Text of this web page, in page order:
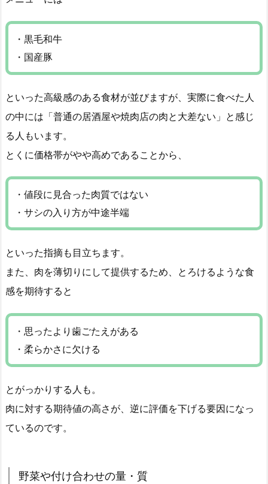
・黒毛和牛
・国産豚
といった高級感のある食材が並びますが、実際に食べた人
の中には「普通の居酒屋や焼肉店の肉と大差ない」と感じ
る人もいます。
とくに価格帯がやや高めであることから、
・値段に見合った肉質ではない
・サシの入り方が中途半端
といった指摘も目立ちます。
また、肉を薄切りにして提供するため、とろけるような食
感を期待すると
・思ったより歯ごたえがある
・柔らかさに欠ける
とがっかりする人も。
肉に対する期待値の高さが、逆に評価を下げる要因になっ
ているのです。
野菜や付け合わせの量・質